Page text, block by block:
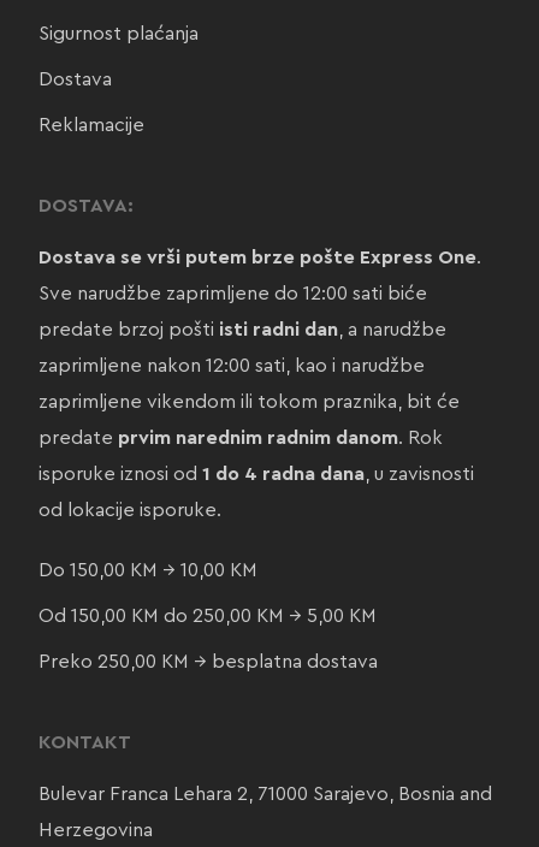
Sigurnost plaćanja
Dostava
Reklamacije
DOSTAVA:
Dostava se vrši putem brze pošte Express One.
Sve narudžbe zaprimljene do 12:00 sati biće
predate brzoj pošti isti radni dan, a narudžbe
zaprimljene nakon 12:00 sati, kao i narudžbe
zaprimljene vikendom ili tokom praznika, bit će
predate prvim narednim radnim danom. Rok
isporuke iznosi od 1 do 4 radna dana, u zavisnosti
od lokacije isporuke.
Do 150,00 KM → 10,00 KM
Od 150,00 KM do 250,00 KM → 5,00 KM
Preko 250,00 KM → besplatna dostava
KONTAKT
Bulevar Franca Lehara 2, 71000 Sarajevo, Bosnia and
Herzegovina